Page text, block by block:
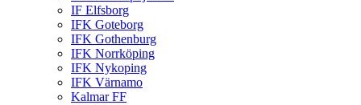
IF Elfsborg
IFK Goteborg
IFK Gothenburg
IFK Norrköping
IFK Nykoping
IFK Värnamo
Kalmar FF